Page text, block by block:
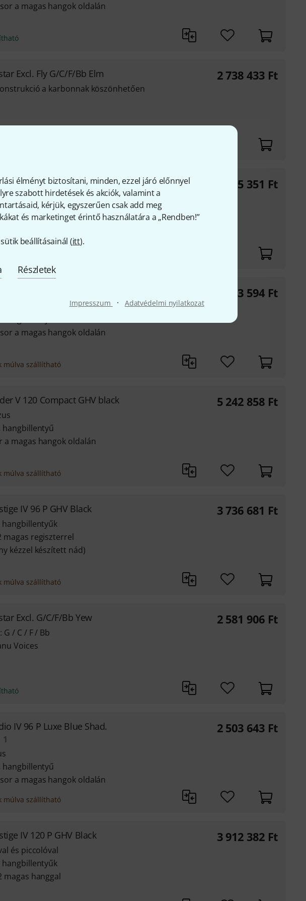
élményt biztosítani, minden, ezzel járó előnnyel
szabott hirdetések és akciók, valamint a
kérjük, egyszerűen csak add meg
és marketinget érintő használatára a „Rendben!”
beállításainál (itt).
Részletek
Impresszum · Adatvédelmi nyilatkozat
a magas hangok oldalán
Excl. Fly G/C/F/Bb Elm
a karbonnak köszönhetően
2 738 433 Ft
III 72 B Luxe Black
hangbillentyűk
hanggal
hangolás
1 525 351 Ft
a magas hangok oldalán
múlva szállítható
2 343 594 Ft
V 120 Compact GHV black
hangbillentyű
a magas hangok oldalán
múlva szállítható
5 242 858 Ft
IV 96 P GHV Black
hangbillentyűk
magas regiszterrel
kézzel készített nád)
múlva szállítható
3 736 681 Ft
Excl. G/C/F/Bb Yew
G / C / F / Bb
Voices
2 581 906 Ft
IV 96 P Luxe Blue Shad.
1
hangbillentyű
a magas hangok oldalán
múlva szállítható
2 503 643 Ft
IV 120 P GHV Black
és piccolóval
hangbillentyűk
magas hanggal
3 912 382 Ft